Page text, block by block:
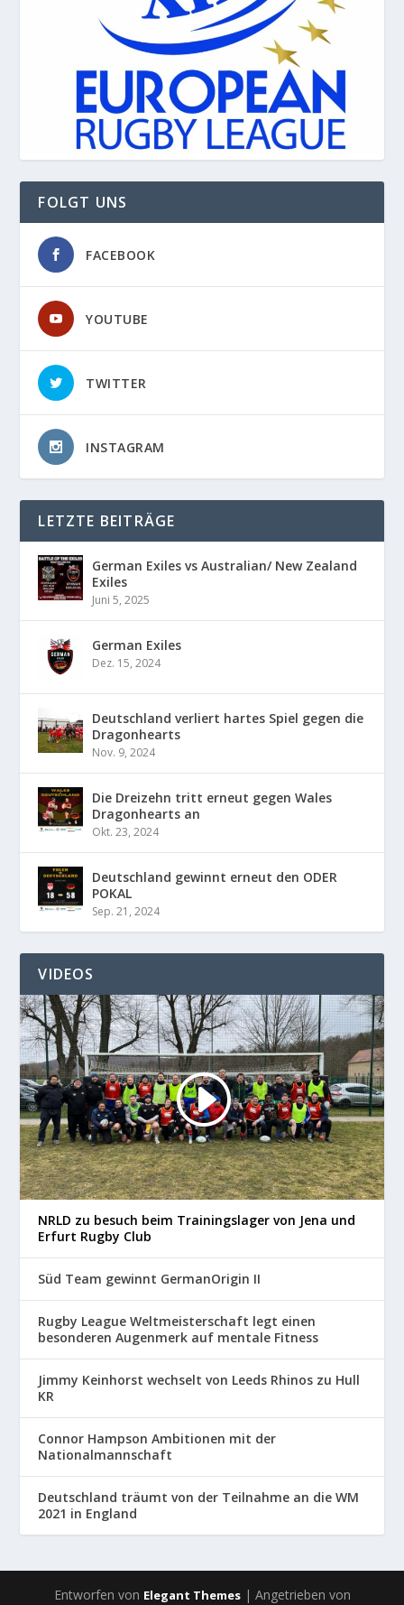
FOLGT UNS
FACEBOOK
YOUTUBE
TWITTER
INSTAGRAM
LETZTE BEITRÄGE
German Exiles vs Australian/ New Zealand
Exiles
Juni 5, 2025
German Exiles
Dez. 15, 2024
Deutschland verliert hartes Spiel gegen die
Dragonhearts
Nov. 9, 2024
Die Dreizehn tritt erneut gegen Wales
Dragonhearts an
Okt. 23, 2024
Deutschland gewinnt erneut den ODER
POKAL
Sep. 21, 2024
VIDEOS
NRLD zu besuch beim Trainingslager von Jena und
Erfurt Rugby Club
Süd Team gewinnt GermanOrigin II
Rugby League Weltmeisterschaft legt einen
besonderen Augenmerk auf mentale Fitness
Jimmy Keinhorst wechselt von Leeds Rhinos zu Hull
KR
Connor Hampson Ambitionen mit der
Nationalmannschaft
Deutschland träumt von der Teilnahme an die WM
2021 in England
Entworfen von Elegant Themes| Angetrieben von